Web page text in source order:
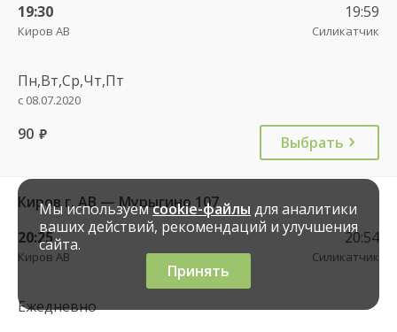
19:30
Киров АВ
19:59
Силикатчик
Пн,Вт,Ср,Чт,Пт
с 08.07.2020
90 руб. Выбрать
Киров г. АВ — Мурыгино 107
20:25
Киров АВ
20:54
Силикатчик
Ежедневно
Мы используемcookie-файлы для аналитики
ваших действий, рекомендаций и улучшения
сайта.
Принять